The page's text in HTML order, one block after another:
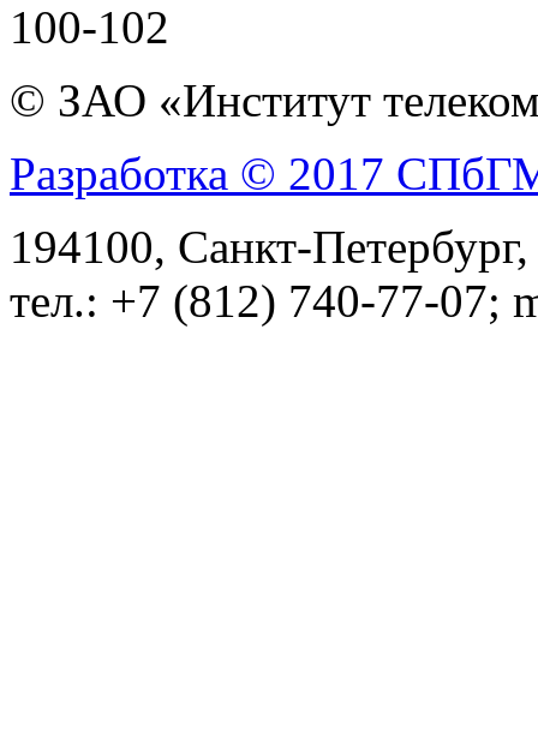
100-102
© ЗАО «Институт
Разработка © 2017
194100, Санкт-
тел.: +7 (812) 740-77-07;